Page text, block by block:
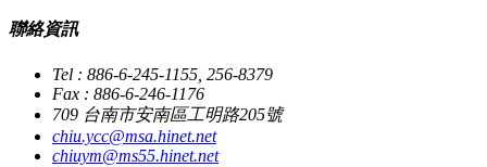
聯絡資訊
Tel : 886-6-245-1155, 256-8379
Fax : 886-6-246-1176
709 台南市安南區工明路205號
chiu.ycc@msa.hinet.net
chiuym@ms55.hinet.net